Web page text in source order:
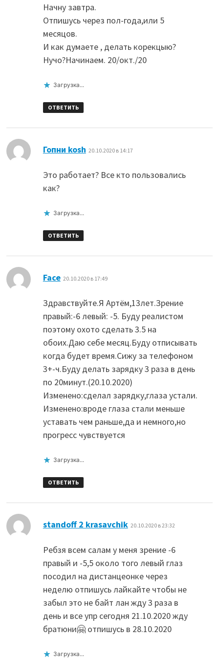
Начну завтра.
Отпишусь через пол-года,или 5
месяцов.
И как думаете , делать корекцыю?
Нучо?Начинаем. 20/окт./20
Загрузка...
ОТВЕТИТЬ
Гопни kosh 20.10.2020 в 14:17
Это работает? Все кто пользовались
как?
Загрузка...
ОТВЕТИТЬ
Face: 20.10.2020 в 17:49
Здравствуйте.Я Артём,13лет.Зрение
правый:-6 левый: -5. Буду реалистом
поэтому охото сделать 3.5 на
обоих.Даю себе месяц.Буду отписывать
когда будет время.Сижу за телефоном
3+-ч.Буду делать зарядку 3 раза в день
по 20минут.(20.10.2020)
Изменено:сделал зарядку,глаза устали.
Изменено:вроде глаза стали меньше
уставать чем раньше,да и немного,но
прогресс чувствуется
Загрузка...
ОТВЕТИТЬ
standoff 2 krasavchik: 20.10.2020 в 23:32
Ребзя всем салам у меня зрение -6
правый и -5,5 около того левый глаз
посодил на дистанцеонке через
неделю отпишусь лайкайте чтобы не
забыл это не байт лан жду 3 раза в
день и все упр сегодня 21.10.2020 жду
братюни🤗 отпишусь в 28.10.2020
Загрузка...